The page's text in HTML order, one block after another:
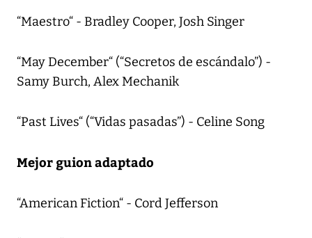
“Maestro“ - Bradley Cooper, Josh Singer
“May December“ (“Secretos de escándalo”) -
Samy Burch, Alex Mechanik
“Past Lives“ (“Vidas pasadas”) - Celine Song
Mejor guion adaptado
“American Fiction“ - Cord Jefferson